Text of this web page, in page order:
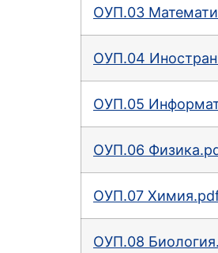
OУП.03
OУП.04
OУП.05
OУП.06
OУП.07
OУП.08